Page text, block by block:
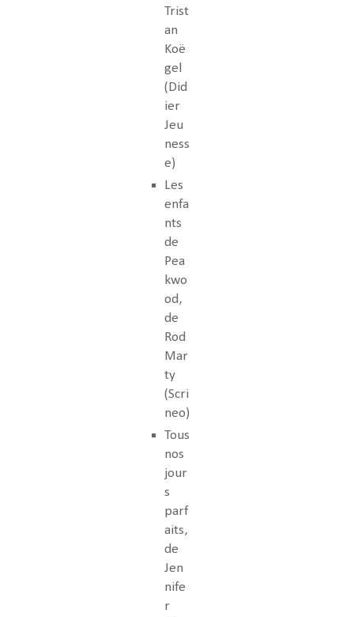
Trist
an
Koë
gel
(Did
ier
Jeu
ness
e)
Les
enfa
nts
de
Pea
kwo
od,
de
Rod
Mar
ty
(Scri
neo)
Tous
nos
jour
s
parf
aits,
de
Jen
nife
r